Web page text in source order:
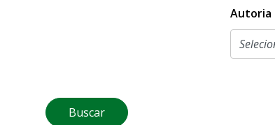
Autoria
Buscar